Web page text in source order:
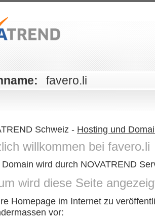
favero.li
Schweiz - Hosting und
willkommen bei favero.li
Domain wird durch NOVATREND
wird diese Seite
Homepage im Internet zu
vor: